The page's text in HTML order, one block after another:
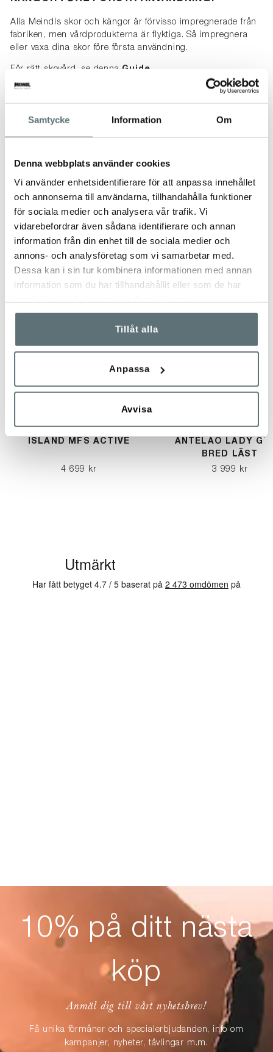
Samtycke Information Om
Denna webbplats använder cookies
Vi använder enhetsidentifierare för att anpassa innehållet
och annonserna till användarna, tillhandahålla funktioner
för sociala medier och analysera vår trafik. Vi
vidarebefordrar även sådana identifierare och annan
information från din enhet till de sociala medier och
annons- och analysföretag som vi samarbetar med.
Dessa kan i sin tur kombinera informationen med annan
information som du har tillhandahållit eller som de har
Tillåt alla
Anpassa
Avvisa
Alla Meindls skor och kängor är förvisso impregnerade från
fabriken, men vårdprodukterna är flyktiga. Så impregnera
eller vaxa dina skor före första användning.
För rätt skovård, se denna Guide
SPECIFIKATIONER 15
STORLEKSTABELL
TRUSTPILOT-OMDÖMEN
ANDRA TITTADE OCKSÅ PÅ
MEINDL
ISLAND MFS ACTIVE
4 699 kr
MEINDL
ANTELAO LADY
BRED LÄST
3 999 kr
10% på ditt nästa
köp
Anmäl dig till vårt nyhetsbrev!
Få unika förmåner och specialerbjudanden, info om
kampanjer, nyheter, tävlingar m.m.